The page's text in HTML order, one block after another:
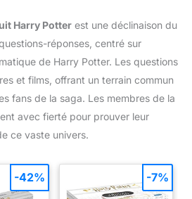
Harry Potter est une déclinaison du
réponses, centré sur
de Harry Potter. Les questions
et films, offrant un terrain commun
fans de la saga. Les membres de la
avec fierté pour prouver leur
ce vaste univers.
-42% -7%